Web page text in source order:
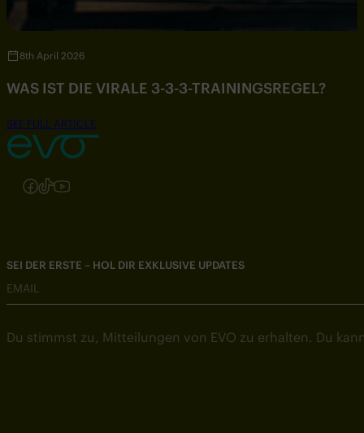
8th April 2026
WAS IST DIE VIRALE 3-3-3-TRAININGSREGEL?
SEE FULL ARTICLE
Folgen Sie uns auf Instagram
Folgen Sie uns auf Facebook
Folgen Sie uns auf TikTok
Folgen Sie uns auf YouTube
SEI DER ERSTE – HOL DIR EXKLUSIVE UPDATES
EMAIL
Du stimmst zu, Mitteilungen von EVO zu erhalten. Du